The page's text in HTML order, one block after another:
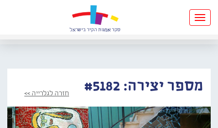
Toggle
navigation
מספר יצירה: #5182 חזרה לגלרייה >>